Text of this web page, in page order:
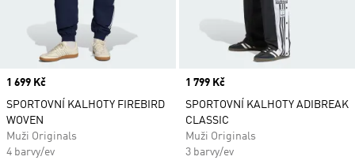
Price
1 699 Kč
SPORTOVNÍ KALHOTY FIREBIRD
WOVEN
Muži Originals
4 barvy/ev
Price
1 799 Kč
SPORTOVNÍ KALHOTY ADIBREAK
CLASSIC
Muži Originals
3 barvy/ev